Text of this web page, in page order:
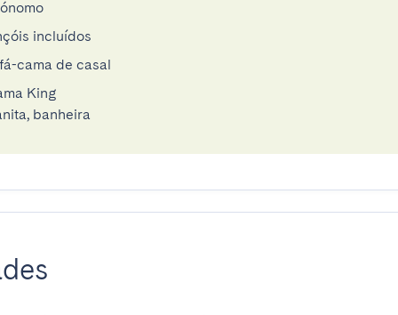
incluídos
cama de casal
King
banheira